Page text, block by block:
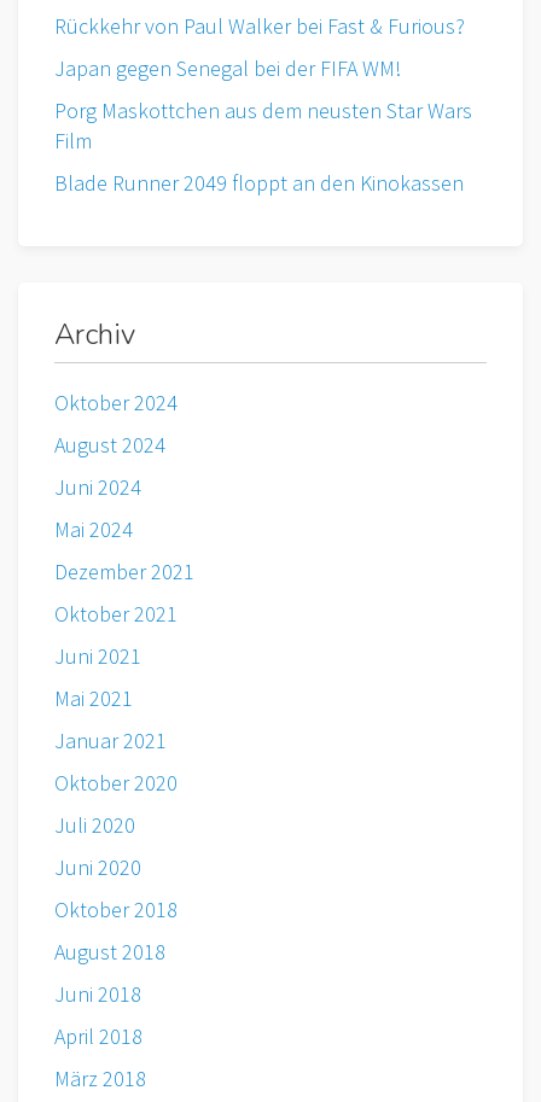
Rückkehr von Paul Walker bei Fast & Furious?
Japan gegen Senegal bei der FIFA WM!
Porg Maskottchen aus dem neusten Star Wars
Film
Blade Runner 2049 floppt an den Kinokassen
Archiv
Oktober 2024
August 2024
Juni 2024
Mai 2024
Dezember 2021
Oktober 2021
Juni 2021
Mai 2021
Januar 2021
Oktober 2020
Juli 2020
Juni 2020
Oktober 2018
August 2018
Juni 2018
April 2018
März 2018